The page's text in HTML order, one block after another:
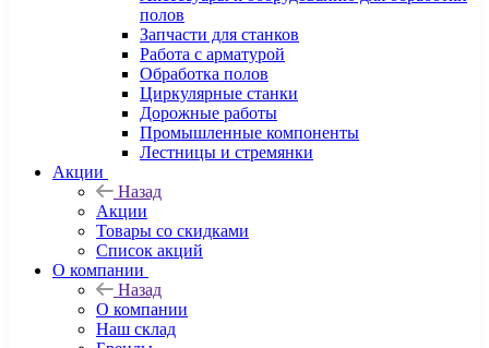
полов
Запчасти для станков
Работа с арматурой
Обработка полов
Циркулярные станки
Дорожные работы
Промышленные компоненты
Лестницы и стремянки
Акции
Назад
Акции
Товары со скидками
Список акций
О компании
Назад
О компании
Наш склад